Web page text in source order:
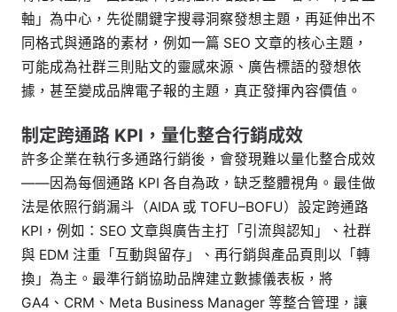
軸」為中心，先從關鍵字搜尋洞察發想主題，再延伸出不
同格式與通路的素材，例如一篇 SEO 文章的核心主題，
可能成為社群三則貼文的靈感來源、廣告標語的發想依
據，甚至變成品牌電子報的主題，真正發揮內容價值。
制定跨通路 KPI，量化整合行銷成效
許多企業在執行多通路行銷後，會發現難以量化整合成效
——因為每個通路 KPI 各自為政，缺乏整體視角。最佳做
法是依照行銷漏斗（AIDA 或 TOFU–BOFU）設定跨通路
KPI，例如：SEO 文章與廣告主打「引流與認知」、社群
與 EDM 注重「互動與留存」、再行銷與產品頁則以「轉
換」為主。最準行銷協助品牌建立數據儀表板，將
GA4、CRM、Meta Business Manager 等整合管理，讓